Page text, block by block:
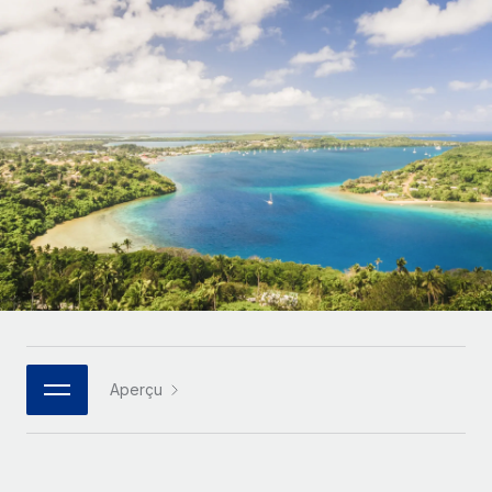
Gestion des freelances
Intégrez et gérez vos freelances partout dans le monde
PEO
Sous-traitez les opérations complexes liées à l’emploi
INFRASTRUCTURE
Intégration Remote
Intégrez vos RH aux flux de travail en toute simplicité
Plateforme
Des fonctions RH clés intégrées pour votre équipe
Connectez n'importe quel outil d’IA à Remote grâce à
notre MCP
Comparer Remote
Examinez notre service par rapport aux autres
Start-ups
Des solutions agiles et internationales pour les RH et la
paie des entreprises en pleine croissance
Entreprises intermédiaires
Développez vos équipes avec des solutions RH sur
mesure
Entreprise
Les RH à l’international pour les grandes entreprises
pays
Calculateur de paiement des freelances
Découvrez les devises disponibles et les vitesses de
APPRENDRE AVEC REMOTE
Recherche et guides
Études de cas
Checklists et modèles
Descriptions de postes
Français
Deutsch
Español
Italiano
Português (Portugal)
日本語
한국어
Connexion
Aperçu